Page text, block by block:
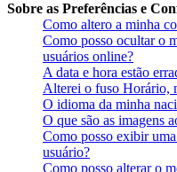
Sobre as Preferências e
Como altero a minha
Como posso ocultar o
usuários online?
A data e hora estão
Alterei o fuso Horário,
O idioma da minha
O que são as imagens
Como posso exibir
usuário?
Como posso alterar o